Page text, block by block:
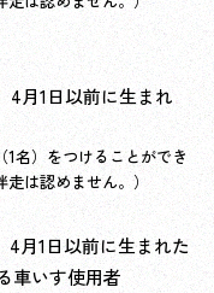
4月1日以前に生まれ
名）をつけることができ
走は認めません。）
4月1日以前に生まれた
車いす使用者